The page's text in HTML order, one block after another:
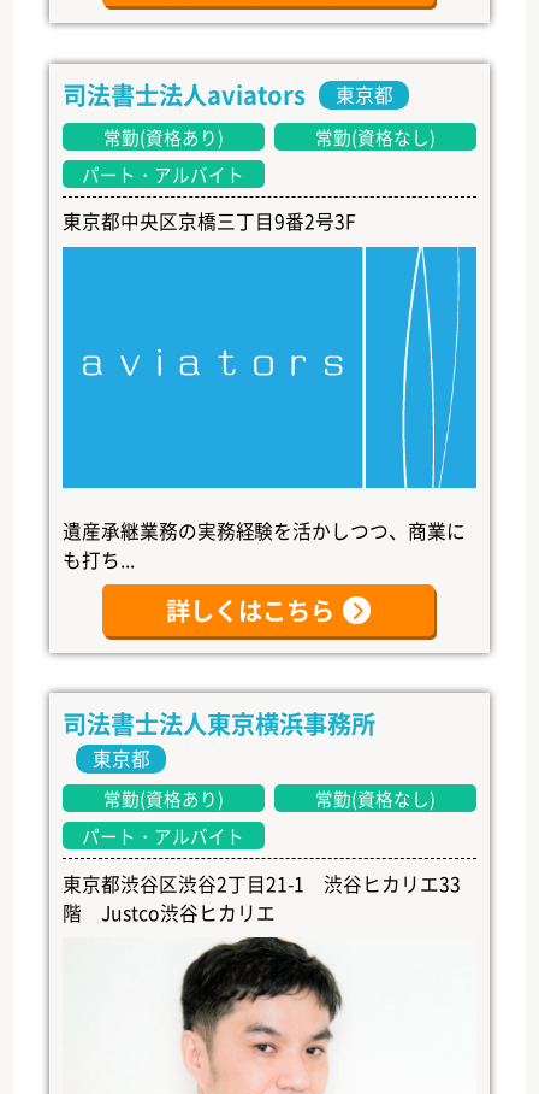
司法書士法人aviators 東京都
常勤(資格あり)
常勤(資格なし)
パート・アルバイト
東京都中央区京橋三丁目9番2号3F
遺産承継業務の実務経験を活かしつつ、商業に
も打ち...
詳しくはこちら
司法書士法人東京横浜事務所
東京都
常勤(資格あり)
常勤(資格なし)
パート・アルバイト
東京都渋谷区渋谷2丁目21-1 渋谷ヒカリエ33
階 Justco渋谷ヒカリエ